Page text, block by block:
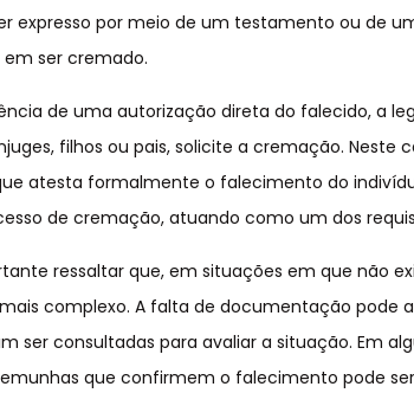
expresso por meio de um testamento ou de
em ser cremado.
de uma autorização direta do falecido, a
filhos ou pais, solicite a cremação.
atesta formalmente o falecimento do
de cremação, atuando como um dos
ressaltar que, em situações em que não
complexo. A falta de documentação pode
ser consultadas para avaliar a situação. Em
que confirmem o falecimento pode